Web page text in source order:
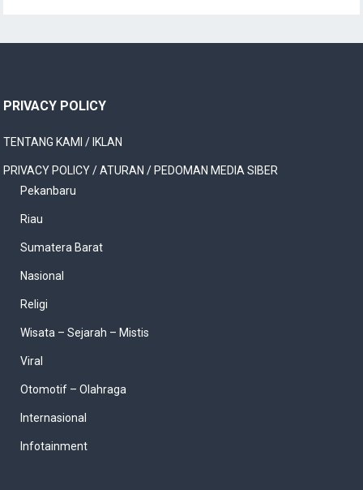
PRIVACY POLICY
TENTANG KAMI / IKLAN
PRIVACY POLICY / ATURAN / PEDOMAN MEDIA SIBER
Pekanbaru
Riau
Sumatera Barat
Nasional
Religi
Wisata – Sejarah – Mistis
Viral
Otomotif – Olahraga
Internasional
Infotainment